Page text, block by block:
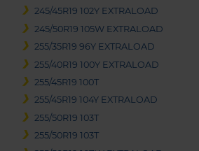
245/45R19 102Y EXTRALOAD
245/50R19 105W EXTRALOAD
255/35R19 96Y EXTRALOAD
255/40R19 100Y EXTRALOAD
255/45R19 100T
255/45R19 104Y EXTRALOAD
255/50R19 103T
255/50R19 103T